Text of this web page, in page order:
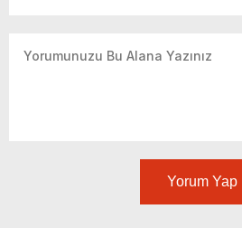
Yorum Yap